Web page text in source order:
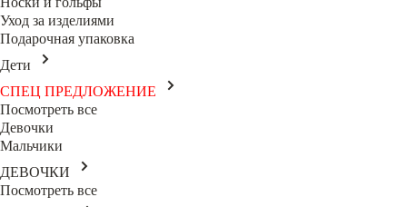
Уход за изделиями
Подарочная упаковка
Дети
СПЕЦ ПРЕДЛОЖЕНИЕ
Посмотреть все
Девочки
Мальчики
ДЕВОЧКИ
Посмотреть все